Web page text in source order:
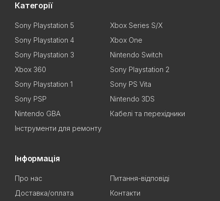
Категорії
Sony Playstation 5
Xbox Series S/X
Sony Playstation 4
Xbox One
Sony Playstation 3
Nintendo Switch
Xbox 360
Sony Playstation 2
Sony Playstation 1
Sony PS Vita
Sony PSP
Nintendo 3DS
Nintendo GBA
Кабелі та перехідники
Інструменти для ремонту
Інформація
Про нас
Питання-відповіді
Доставка/оплата
Контакти